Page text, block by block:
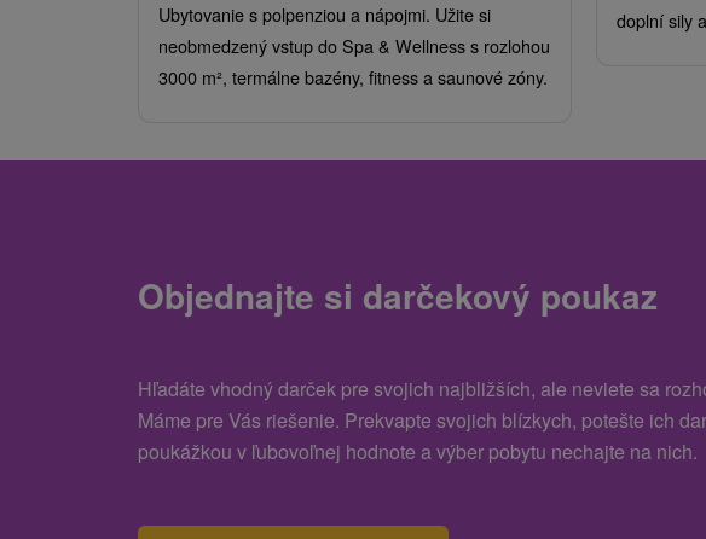
Ubytovanie s polpenziou a nápojmi. Užite si
neobmedzený vstup do Spa & Wellness s rozlohou
3000 m², termálne bazény, fitness a saunové zóny.
doplní sily
Objednajte si darčekový poukaz
Hľadáte vhodný darček pre svojich najbližších, ale neviete sa
Máme pre Vás riešenie. Prekvapte svojich blízkych, potešte ich
poukážkou v ľubovoľnej hodnote a výber pobytu nechajte na nich.